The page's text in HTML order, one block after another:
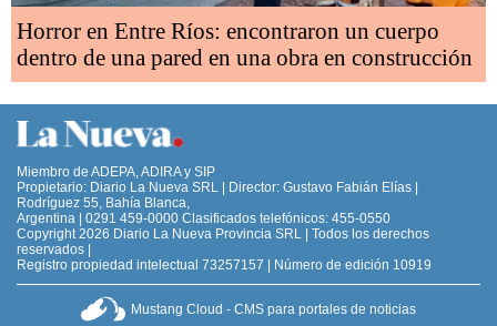
Horror en Entre Ríos: encontraron un cuerpo
dentro de una pared en una obra en construcción
Miembro de ADEPA, ADIRA y SIP
Propietario: Diario La Nueva SRL | Director: Gustavo Fabián Elías |
Rodríguez 55, Bahía Blanca,
Argentina | 0291 459-0000 Clasificados telefónicos: 455-0550
Copyright 2026 Diario La Nueva Provincia SRL | Todos los derechos
reservados |
Registro propiedad intelectual 73257157 | Número de edición 10919
Mustang Cloud - CMS para portales de noticias